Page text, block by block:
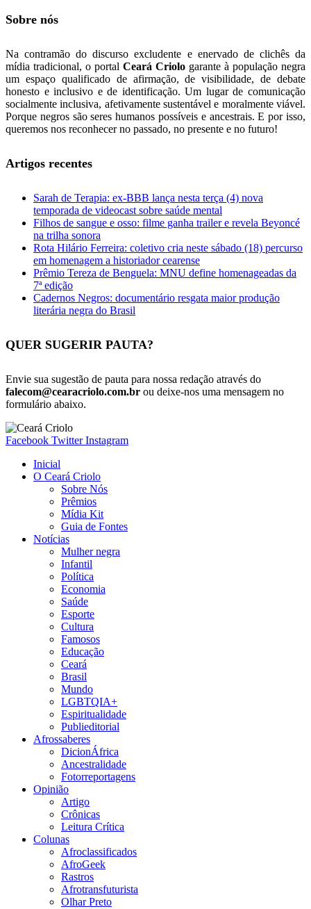
Sobre nós
Na contramão do discurso excludente e enervado de clichês da
mídia tradicional, o portal Ceará Criolo garante à população negra
um espaço qualificado de afirmação, de visibilidade, de debate
honesto e inclusivo e de identificação. Um lugar de comunicação
socialmente inclusiva, afetivamente sustentável e moralmente viável.
Porque negros são seres humanos possíveis e ancestrais. E por isso,
queremos nos reconhecer no passado, no presente e no futuro!
Artigos recentes
Sarah de Terapia: ex-BBB lança nesta terça (4) nova
temporada de videocast sobre saúde mental
Filhos de sangue e osso: filme ganha trailer e revela Beyoncé
na trilha sonora
Rota Hilário Ferreira: coletivo cria neste sábado (18) percurso
em homenagem a historiador cearense
Prêmio Tereza de Benguela: MNU define homenageadas da
7ª edição
Cadernos Negros: documentário resgata maior produção
literária negra do Brasil
QUER SUGERIR PAUTA?
Envie sua sugestão de pauta para nossa redação através do
falecom@cearacriolo.com.br ou deixe-nos uma mensagem no
formulário abaixo.
Facebook Twitter Instagram
Inicial
O Ceará Criolo
Sobre Nós
Prêmios
Mídia Kit
Guia de Fontes
Notícias
Mulher negra
Infantil
Política
Economia
Saúde
Esporte
Cultura
Famosos
Educação
Ceará
Brasil
Mundo
LGBTQIA+
Espiritualidade
Publieditorial
Afrossaberes
DicionÁfrica
Ancestralidade
Fotorreportagens
Opinião
Artigo
Crônicas
Leitura Crítica
Colunas
Afroclassificados
AfroGeek
Rastros
Afrotransfuturista
Olhar Preto